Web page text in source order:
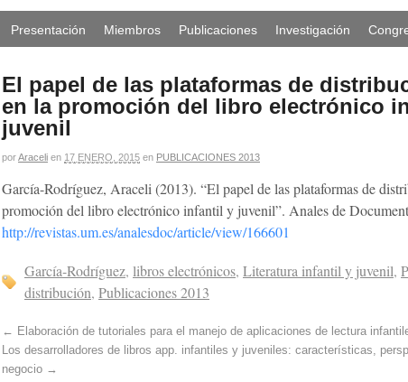
Presentación Miembros Publicaciones Investigación
El papel de las plataformas de
en la promoción del libro electrónico
juvenil
porAraceli en 17 ENERO, 2015 en PUBLICACIONES 2013
García-Rodríguez, Araceli (2013). “El papel de las plataformas de
promoción del libro electrónico infantil y juvenil”. Anales de
http://revistas.um.es/analesdoc/article/view/166601
García-Rodríguez, libros electrónicos, Literatura infantil y juvenil,
distribución, Publicaciones 2013
← Elaboración de tutoriales para el manejo de aplicaciones de lectura
Los desarrolladores de libros app. infantiles y juveniles: características,
negocio →